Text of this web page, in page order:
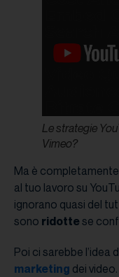
Le strategie
Vimeo?
Ma è
al tuo lavoro su
ignorano quasi del
sono ridottese
Poi ci sarebbe l’idea
marketing dei